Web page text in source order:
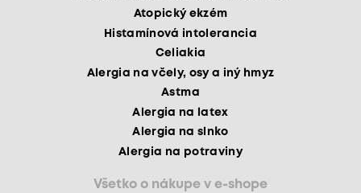
Atopický ekzém
Histamínová intolerancia
Celiakia
Alergia na včely, osy a iný hmyz
Astma
Alergia na latex
Alergia na slnko
Alergia na potraviny
Všetko o nákupe v e-shope